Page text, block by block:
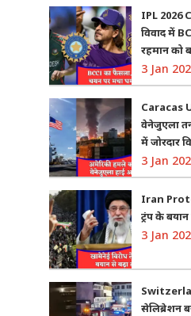
IPL 2026
विवाद में
रहमान को
3 Jan
Caracas
वेनेजुएला
में जोरदार
3 Jan
Iran
ट्रंप के
3 Jan
सेलिब्रेशन